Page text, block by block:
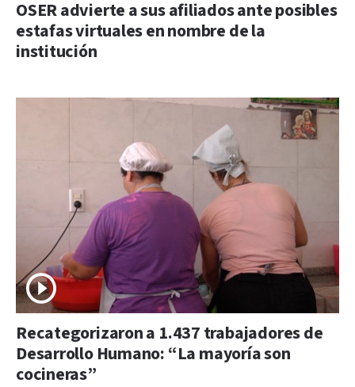
OSER advierte a sus afiliados ante posibles
estafas virtuales en nombre de la
institución
Recategorizaron a 1.437 trabajadores de
Desarrollo Humano: “La mayoría son
cocineras”